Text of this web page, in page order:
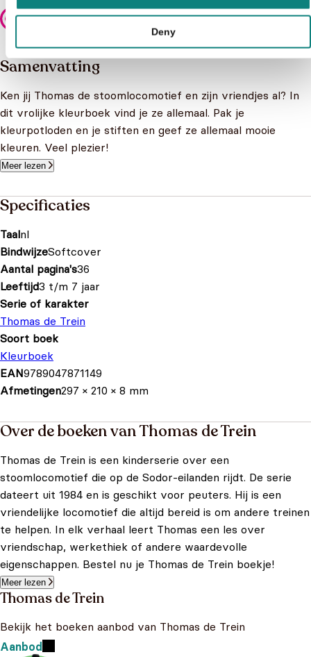
Deny
Samenvatting
Ken jij Thomas de stoomlocomotief en zijn vriendjes al? In
dit vrolijke kleurboek vind je ze allemaal. Pak je
kleurpotloden en je stiften en geef ze allemaal mooie
kleuren. Veel plezier!
Meer lezen
Specificaties
Taalnl
BindwijzeSoftcover
Aantal pagina's36
Leeftijd3 t/m 7 jaar
Serie of karakter
Thomas de Trein
Soort boek
Kleurboek
EAN9789047871149
Afmetingen297 × 210 × 8 mm
Over de boeken van Thomas de Trein
Thomas de Trein is een kinderserie over een
stoomlocomotief die op de Sodor-eilanden rijdt. De serie
dateert uit 1984 en is geschikt voor peuters. Hij is een
vriendelijke locomotief die altijd bereid is om andere treinen
te helpen. In elk verhaal leert Thomas een les over
vriendschap, werkethiek of andere waardevolle
eigenschappen. Bestel nu je Thomas de Trein boekje!
Meer lezen
Thomas de Trein
Bekijk het boeken aanbod van Thomas de Trein
Aanbod